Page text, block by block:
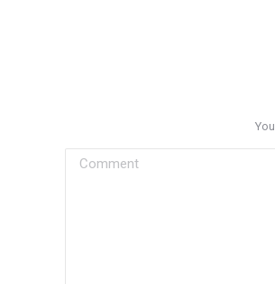
Comment